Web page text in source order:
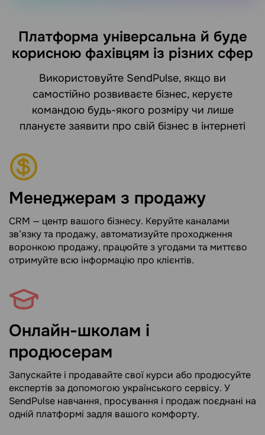
Платформа універсальна й буде
корисною фахівцям із різних сфер
Використовуйте SendPulse, якщо ви
самостійно розвиваєте бізнес, керуєте
командою будь-якого розміру чи лише
плануєте заявити про свій бізнес в інтернеті
Менеджерам з продажу
CRM — центр вашого бізнесу. Керуйте каналами
зв’язку та продажу, автоматизуйте проходження
воронкою продажу, працюйте з угодами та миттєво
отримуйте всю інформацію про клієнтів.
Онлайн-школам і
продюсерам
Запускайте і продавайте свої курси або продюсуйте
експертів за допомогою українського сервісу. У
SendPulse навчання, просування і продаж поєднані на
одній платформі задля вашого комфорту.